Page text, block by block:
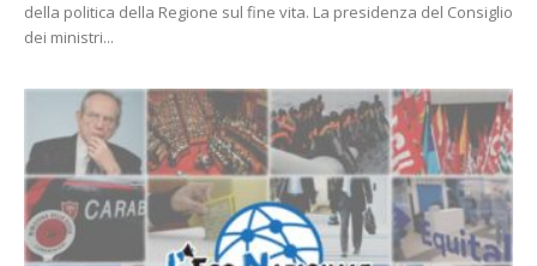
della politica della Regione sul fine vita. La presidenza del Consiglio
dei ministri...